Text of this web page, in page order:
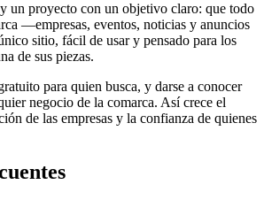
un proyecto con un objetivo claro: que todo
—empresas, eventos, noticias y anuncios
sitio, fácil de usar y pensado para los
de sus piezas.
para quien busca, y darse a conocer
negocio de la comarca. Así crece el
de las empresas y la confianza de quienes